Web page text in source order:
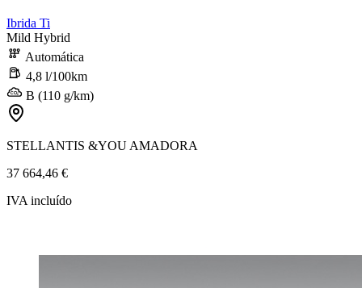
Ibrida Ti
Mild Hybrid
Automática
4,8 l/100km
B (110 g/km)
STELLANTIS &YOU AMADORA
37 664,46 €
IVA incluído